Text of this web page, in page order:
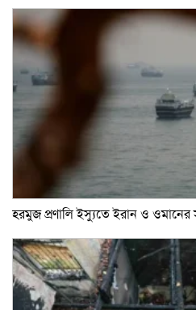
হরমুজ প্রণালি ইস্যুতে ইরান ও ওমানের